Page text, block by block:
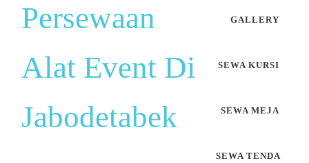
Persewaan
Alat Event Di
Jabodetabek
GALLERY
SEWA KURSI
SEWA MEJA
SEWA TENDA